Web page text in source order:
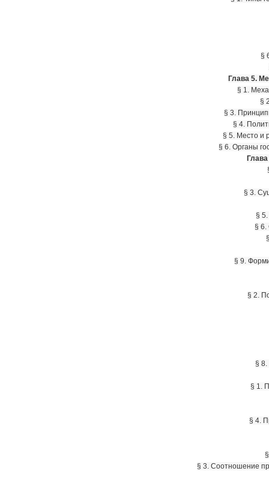
§
Глава 5.
§ 1.
§
§ 3.
§ 4.
§ 5. Место и
§ 6. Органы
§ 3.
§
§ 6.
§ 9.
§ 2.
§ 8.
§ 1.
§ 4.
§ 3. Соотношение